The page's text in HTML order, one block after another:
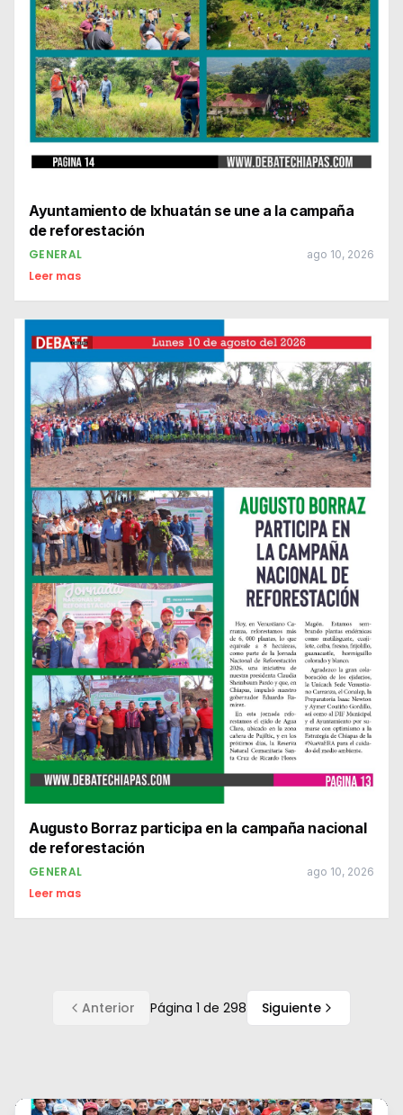
Ayuntamiento de Ixhuatán se une a la campaña
de reforestación
GENERAL ago 10, 2026
Leer mas
Augusto Borraz participa en la campaña nacional
de reforestación
GENERAL ago 10, 2026
Leer mas
Anterior Página 1 de 298 Siguiente